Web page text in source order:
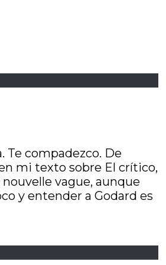
Te compadezco. De
mi texto sobre El crítico,
vague, aunque
y entender a Godard es